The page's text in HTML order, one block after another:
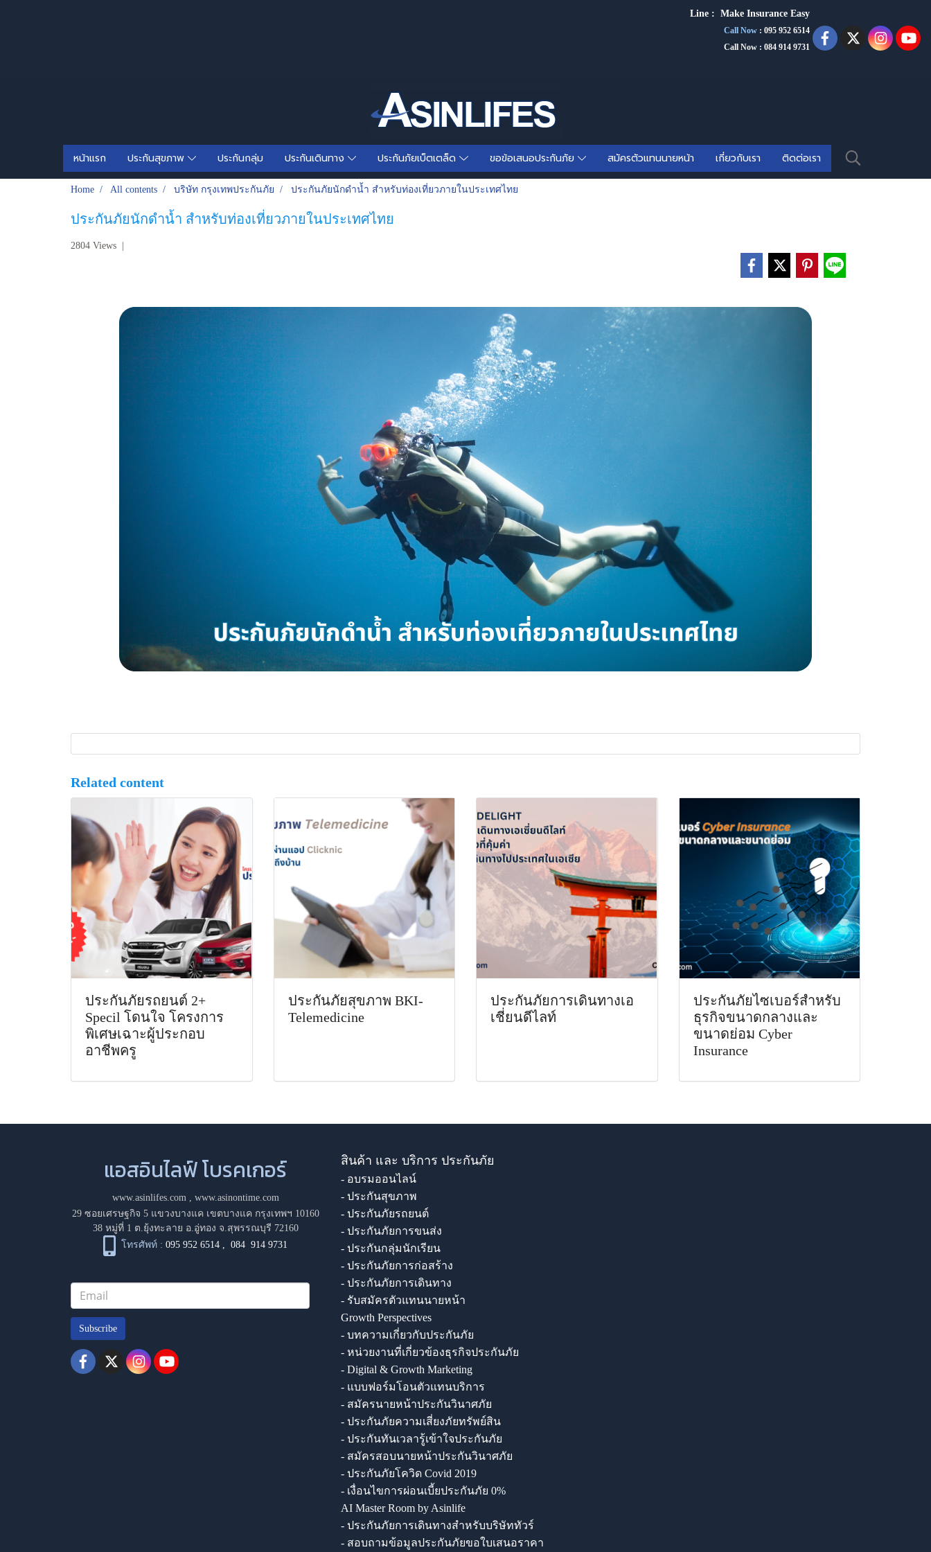
Line : Make Insurance Easy
Call Now : 095 952 6514
Call Now : 084 914 9731
หน้าแรก ประกันสุขภาพ ประกันกลุ่ม ประกันเดินทาง ประกันภัยเบ็ตเตล็ด ขอข้อเสนอประกันภัย สมัครตัวแทนนายหน้า เกี่ยวกับเรา ติดต่อเรา
Home All contents บริษัท กรุงเทพประกันภัย ประกันภัยนักดำน้ำ สำหรับท่องเที่ยวภายในประเทศไทย
ประกันภัยนักดำน้ำ สำหรับท่องเที่ยวภายในประเทศไทย
2804 Views
Related content
ประกันภัยรถยนต์ 2+
Specil โดนใจ โครงการ
พิเศษเฉาะผู้ประกอบ
อาชีพครู
ประกันภัยสุขภาพ BKI-
Telemedicine
ประกันภัยการเดินทางเอ
เชี่ยนดีไลท์
ประกันภัยไซเบอร์สำหรับ
ธุรกิจขนาดกลางและ
ขนาดย่อม Cyber
Insurance
แอสอินไลฟ์ โบรคเกอร์
www.asinlifes.com
www.asinontime.com
29 ซอยเศรษฐกิจ 5 แขวงบางแค เขตบางแค กรุงเทพฯ 10160
38 หมู่ที่ 1 ต.ยุ้งทะลาย อ.อู่ทอง จ.สุพรรณบุรี 72160
โทรศัพท์ : 095 952 6514 ,084 914 9731
Subscribe
สินค้า และ บริการ ประกันภัย
- อบรมออนไลน์
- ประกันสุขภาพ
- ประกันภัยรถยนต์
- ประกันภัยการขนส่ง
- ประกันกลุ่มนักเรียน
- ประกันภัยการก่อสร้าง
- ประกันภัยการเดินทาง
- รับสมัครตัวแทนนายหน้า
Growth Perspectives
- บทความเกี่ยวกับประกันภัย
- หน่วยงานที่เกี่ยวข้องธุรกิจประกันภัย
- Digital & Growth Marketing
- แบบฟอร์มโอนตัวแทนบริการ
- สมัครนายหน้าประกันวินาศภัย
- ประกันภัยความเสี่ยงภัยทรัพย์สิน
- ประกันทันเวลารู้เข้าใจประกันภัย
- สมัครสอบนายหน้าประกันวินาศภัย
- ประกันภัยโควิด Covid 2019
- เงื่อนไขการผ่อนเบี้ยประกันภัย 0%
AI Master Room by Asinlife
- ประกันภัยการเดินทางสำหรับบริษัททัวร์
- สอบถามข้อมูลประกันภัยขอใบเสนอราคา